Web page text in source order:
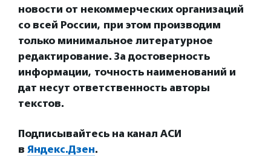
новости от некоммерческих организаций
со всей России, при этом производим
только минимальное литературное
редактирование. За достоверность
информации, точность наименований и
дат несут ответственность авторы
текстов.
Подписывайтесь на канал АСИ
в Яндекс.Дзен.